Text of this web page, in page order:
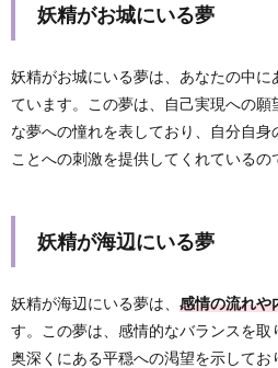
妖精がお城にいる夢
妖精がお城にいる夢は、あなたの中に
ています。この夢は、自己実現への願
な夢への憧れを表しており、自分自
ことへの刺激を提供してくれているの
妖精が海辺にいる夢
妖精が海辺にいる夢は、 感情の流れや
す。この夢は、感情的なバランスを
奥深くにある平穏への渇望を示して